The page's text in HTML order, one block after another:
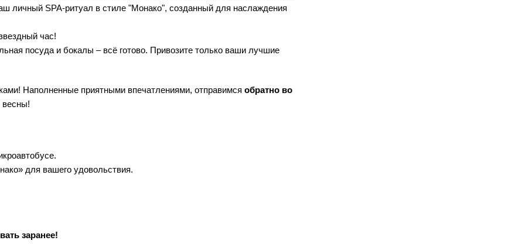
личный SPA-ритуал в стиле "Монако", созданный для наслаждения
час!
посуда и бокалы – всё готово. Привозите только ваши лучшие
Наполненные приятными впечатлениями, отправимся обратно во
весны!
для вашего удовольствия.
заранее!